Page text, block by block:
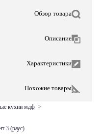
Обзор товара
Описание
Характеристики
Похожие товары
кухни мдф >
3 (раус)